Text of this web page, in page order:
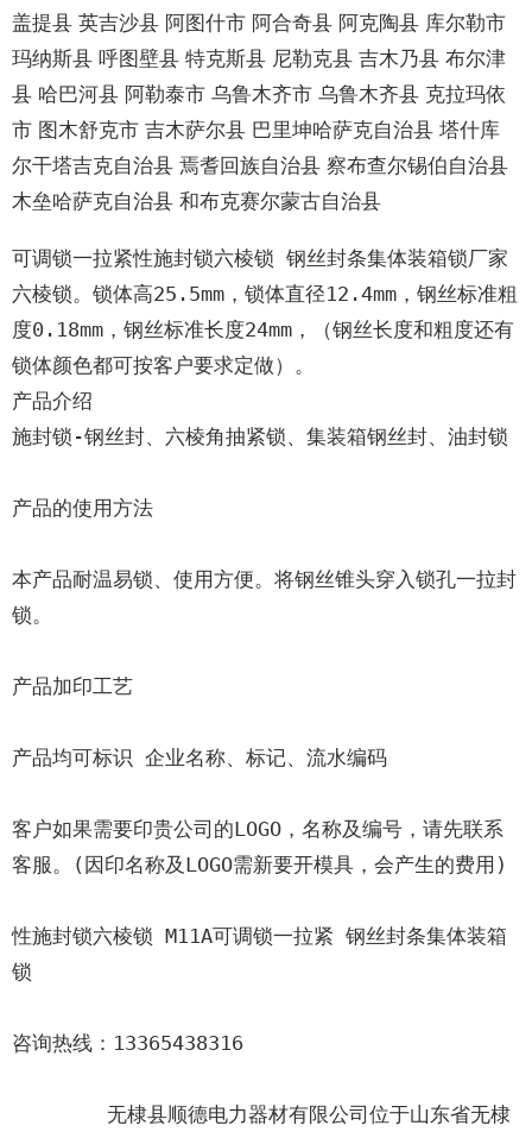
盖提县 英吉沙县 阿图什市 阿合奇县 阿克陶县 库尔勒市
玛纳斯县 呼图壁县 特克斯县 尼勒克县 吉木乃县 布尔津
县 哈巴河县 阿勒泰市 乌鲁木齐市 乌鲁木齐县 克拉玛依
市 图木舒克市 吉木萨尔县 巴里坤哈萨克自治县 塔什库
尔干塔吉克自治县 焉耆回族自治县 察布查尔锡伯自治县
木垒哈萨克自治县 和布克赛尔蒙古自治县
可调锁一拉紧性施封锁六棱锁 钢丝封条集体装箱锁厂家
六棱锁。锁体高25.5mm，锁体直径12.4mm，钢丝标准粗
度0.18mm，钢丝标准长度24mm，（钢丝长度和粗度还有
锁体颜色都可按客户要求定做）。
产品介绍
施封锁-钢丝封、六棱角抽紧锁、集装箱钢丝封、油封锁
产品的使用方法
本产品耐温易锁、使用方便。将钢丝锥头穿入锁孔一拉封
锁。
产品加印工艺
产品均可标识 企业名称、标记、流水编码
客户如果需要印贵公司的LOGO，名称及编号，请先联系
客服。(因印名称及LOGO需新要开模具，会产生的费用)
性施封锁六棱锁 M11A可调锁一拉紧 钢丝封条集体装箱
锁
咨询热线：13365438316
无棣县顺德电力器材有限公司位于山东省无棣